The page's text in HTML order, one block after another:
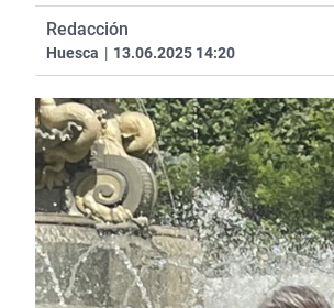
Redacción
Huesca | 13.06.2025 14:20